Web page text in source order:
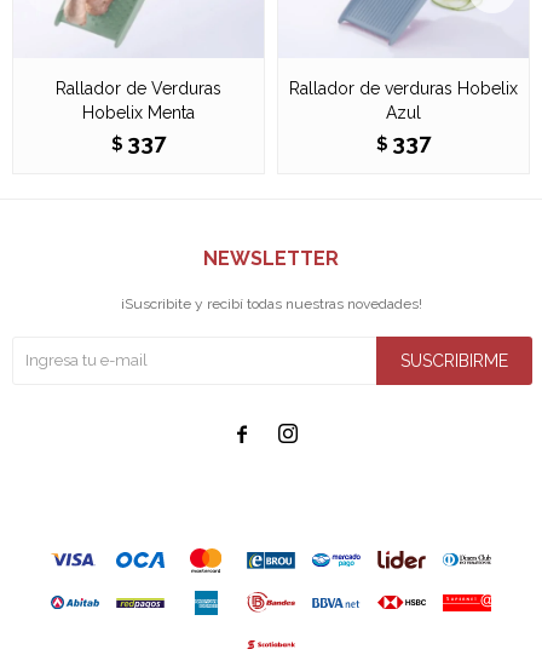
Rallador de Verduras
Hobelix Menta
$ 337
Rallador de verduras Hobelix
Azul
$ 337
NEWSLETTER
¡Suscribite y recibí todas nuestras novedades!
SUSCRIBIRME
 